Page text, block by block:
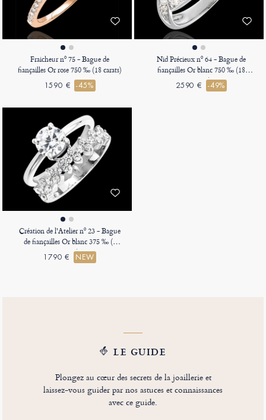
Fraicheur nº 75 - Bague de
fiançailles Or rose 750 ‰ (18 carats)
1590 € -45%
Nid Précieux nº 64 - Bague de
fiançailles Or blanc 750 ‰ (18
carats)
2590 € -49%
Création de l'Atelier nº 23 - Bague
de fiançailles Or blanc 375 ‰ (9
carats)
1790 € NEW
LE GUIDE
Plongez au cœur des secrets de la joaillerie et
laissez-vous guider par nos astuces et connaissances
avec ce guide.